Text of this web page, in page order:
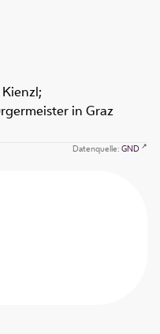
in Graz
Datenquelle: GND